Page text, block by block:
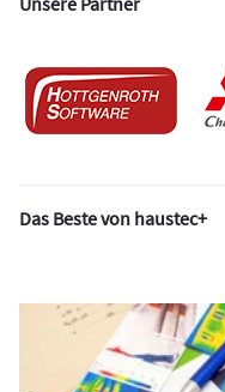
Das Beste von haustec+